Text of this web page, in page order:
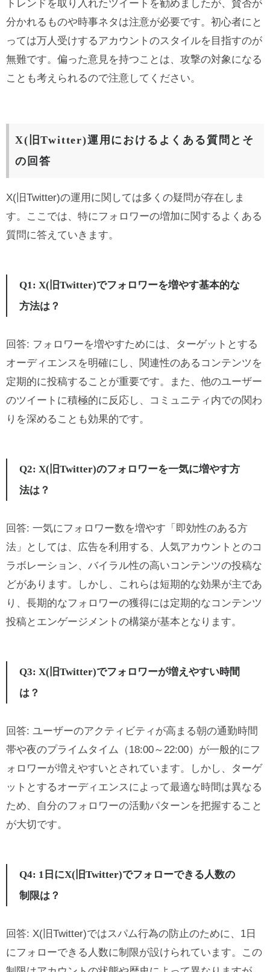
トレンドを取り入れたツイートを勧めましたが、賛否が
分かれるものや時事ネタは注意が必要です。初心者にと
っては万人受けするアカウントのスタイルを目指すのが
無難です。偏った意見を持つことは、攻撃の対象になる
ことも考えられるので注意してください。
X(旧Twitter)運用におけるよくある質問とそ
の回答
X(旧Twitter)の運用に関しては多くの疑問が存在しま
す。ここでは、特にフォロワーの増加に関するよくある
質問に答えていきます。
Q1: X(旧Twitter)でフォロワーを増やす基本的な
方法は？
回答: フォロワーを増やすためには、ターゲットとする
オーディエンスを明確にし、関連性のあるコンテンツを
定期的に投稿することが重要です。また、他のユーザー
のツイートに積極的に反応し、コミュニティ内での関わ
りを深めることも効果的です。
Q2: X(旧Twitter)のフォロワーを一気に増やす方
法は？
回答: 一気にフォロワー数を増やす「即効性のある方
法」としては、広告を利用する、人気アカウントとのコ
ラボレーション、バイラル性の高いコンテンツの投稿な
どがあります。しかし、これらは短期的な効果が主であ
り、長期的なフォロワーの獲得には定期的なコンテンツ
投稿とエンゲージメントの構築が基本となります。
Q3: X(旧Twitter)でフォロワーが増えやすい時間
は？
回答: ユーザーのアクティビティが高まる朝の通勤時間
帯や夜のプライムタイム（18:00～22:00）が一般的にフ
ォロワーが増えやすいとされています。しかし、ターゲ
ットとするオーディエンスによって最適な時間は異なる
ため、自分のフォロワーの活動パターンを把握すること
が大切です。
Q4: 1日にX(旧Twitter)でフォローできる人数の
制限は？
回答: X(旧Twitter)ではスパム行為の防止のために、1日
にフォローできる人数に制限が設けられています。この